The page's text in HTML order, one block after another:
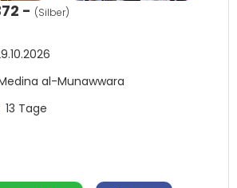
- (Silber)
al-Munawwara
13 Tage